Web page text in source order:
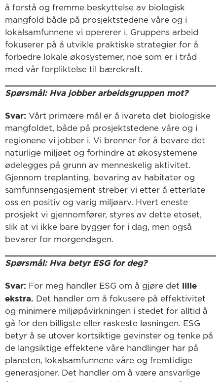
å forstå og fremme beskyttelse av biologisk
mangfold både på prosjektstedene våre og i
lokalsamfunnene vi opererer i. Gruppens arbeid
fokuserer på å utvikle praktiske strategier for å
forbedre lokale økosystemer, noe som er i tråd
med vår forpliktelse til bærekraft.
Spørsmål: Hva jobber arbeidsgruppen mot?
Svar: Vårt primære mål er å ivareta det biologiske
mangfoldet, både på prosjektstedene våre og i
regionene vi jobber i. Vi brenner for å bevare det
naturlige miljøet og forhindre at økosystemene
ødelegges på grunn av menneskelig aktivitet.
Gjennom treplanting, bevaring av habitater og
samfunnsengasjement streber vi etter å etterlate
oss en positiv og varig miljøarv. Hvert eneste
prosjekt vi gjennomfører, styres av dette etoset,
slik at vi ikke bare bygger for i dag, men også
bevarer for morgendagen.
Spørsmål: Hva betyr ESG for deg?
Svar: For meg handler ESG om å gjøre det lille
ekstra. Det handler om å fokusere på effektivitet
og minimere miljøpåvirkningen i stedet for alltid å
gå for den billigste eller raskeste løsningen. ESG
betyr å se utover kortsiktige gevinster og tenke på
de langsiktige effektene våre handlinger har på
planeten, lokalsamfunnene våre og fremtidige
generasjoner. Det handler om å være ansvarlige